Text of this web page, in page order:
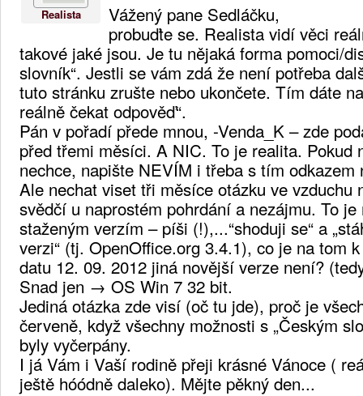
Realista
Vážený pane Sedláčku,
probuďte se. Realista vidí věci
takové jaké jsou. Je tu nějaká forma pomoci/
slovník“. Jestli se vám zdá že není potřeba
tuto stránku zrušte nebo ukončete. Tím dáte
reálně čekat odpověď“.
Pán v pořadí přede mnou, -Venda_K – zde
před třemi měsíci. A NIC. To je realita. Pokud
nechce, napište NEVÍM i třeba s tím odkazem
Ale nechat viset tři měsíce otázku ve vzduchu
svědčí u naprostém pohrdání a nezájmu. To
staženým verzím – píši (!),...“shoduji se“ a
verzi“ (tj. OpenOffice.org 3.4.1), co je na tom
datu 12. 09. 2012 jiná novější verze není?
Snad jen → OS Win 7 32 bit.
Jediná otázka zde visí (oč tu jde), proč je
červeně, když všechny možnosti s „Českým
byly vyčerpány.
I já Vám i Vaší rodině přeji krásné Vánoce (
ještě hóódně daleko). Mějte pěkný den...